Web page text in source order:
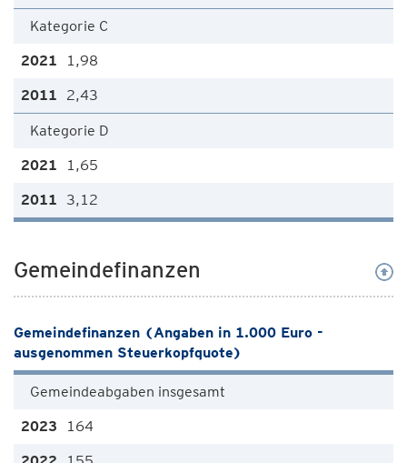
Kategorie C
1,98
2,43
Kategorie D
1,65
3,12
Gemeindefinanzen
Gemeindefinanzen (Angaben in 1.000 Euro -
ausgenommen Steuerkopfquote)
Gemeindeabgaben insgesamt
164